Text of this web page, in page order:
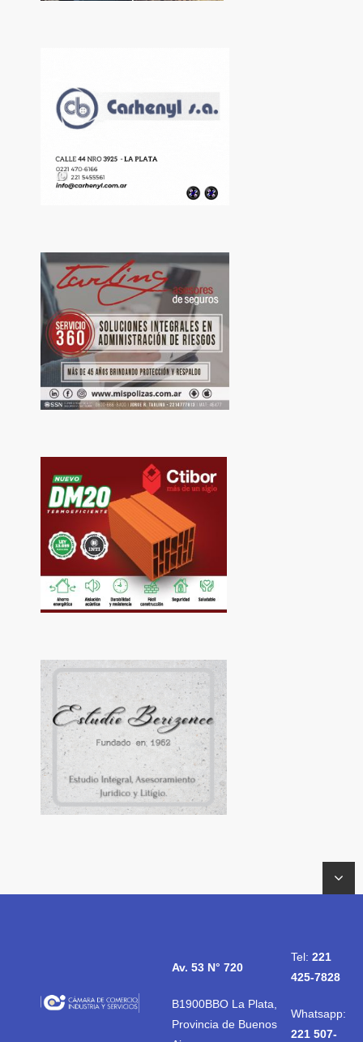
Av. 53 N° 720
B1900BBO La Plata,
Provincia de Buenos
Tel: 221
425-7828
Whatsapp:
221 507-